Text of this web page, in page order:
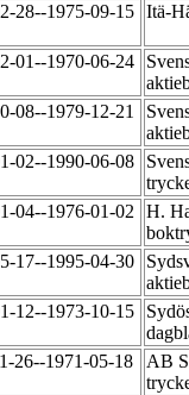
28--1975-09-15 Itä-
01--1970-06-24
08--1979-12-21
02--1990-06-08
04--1976-01-02
H.
17--1995-04-30
12--1973-10-15
26--1971-05-18
AB